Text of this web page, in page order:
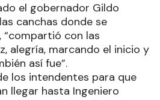
el gobernador Gildo
canchas donde se
con las
alegría, marcando el inicio y
así fue”.
los intendentes para que
llegar hasta Ingeniero